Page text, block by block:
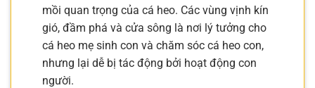
mồi quan trọng của cá heo. Các vùng vịnh kín
gió, đầm phá và cửa sông là nơi lý tưởng cho
cá heo mẹ sinh con và chăm sóc cá heo con,
nhưng lại dễ bị tác động bởi hoạt động con
người.